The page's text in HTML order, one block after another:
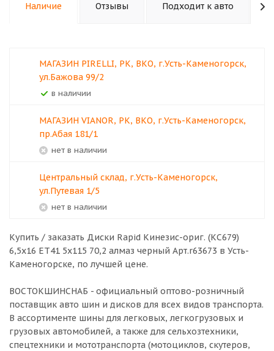
Наличие Отзывы Подходит к авто
МАГАЗИН PIRELLI, РК, ВКО, г.Усть-Каменогорск,
ул.Бажова 99/2
В наличии
МАГАЗИН VIANOR, РК, ВКО, г.Усть-Каменогорск,
пр.Абая 181/1
Нет в наличии
Центральный склад, г.Усть-Каменогорск,
ул.Путевая 1/5
Нет в наличии
Купить / заказать Диски Rapid Кинезис-ориг. (КС679)
6,5x16 ЕТ41 5x115 70,2 алмаз черный Арт.r63673 в Усть-
Каменогорске, по лучшей цене.
ВОСТОКШИНСНАБ - официальный оптово-розничный
поставщик авто шин и дисков для всех видов транспорта.
В ассортименте шины для легковых, легкогрузовых и
грузовых автомобилей, а также для сельхозтехники,
спецтехники и мототранспорта (мотоциклов, скутеров,